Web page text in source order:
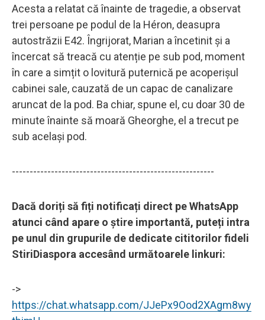
Acesta a relatat că înainte de tragedie, a observat
trei persoane pe podul de la Héron, deasupra
autostrăzii E42. Îngrijorat, Marian a încetinit și a
încercat să treacă cu atenție pe sub pod, moment
în care a simțit o lovitură puternică pe acoperișul
cabinei sale, cauzată de un capac de canalizare
aruncat de la pod. Ba chiar, spune el, cu doar 30 de
minute înainte să moară Gheorghe, el a trecut pe
sub același pod.
---------------------------------------------------------
Dacă doriți să fiți notificați direct pe WhatsApp
atunci când apare o știre importantă, puteți intra
pe unul din grupurile de dedicate cititorilor fideli
StiriDiaspora accesând următoarele linkuri:
->
https://chat.whatsapp.com/JJePx9Ood2XAgm8wy